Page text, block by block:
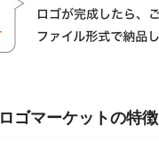
ロゴマーケットの特徴